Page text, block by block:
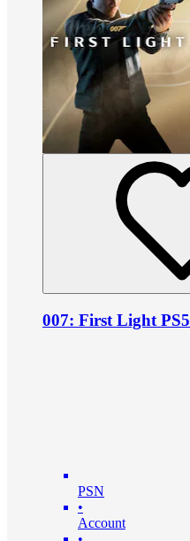
007: First Light PS5
PSN
•
Account